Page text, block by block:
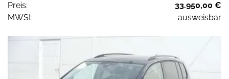
Preis:
33.950,00 €
MWSt:
ausweisbar